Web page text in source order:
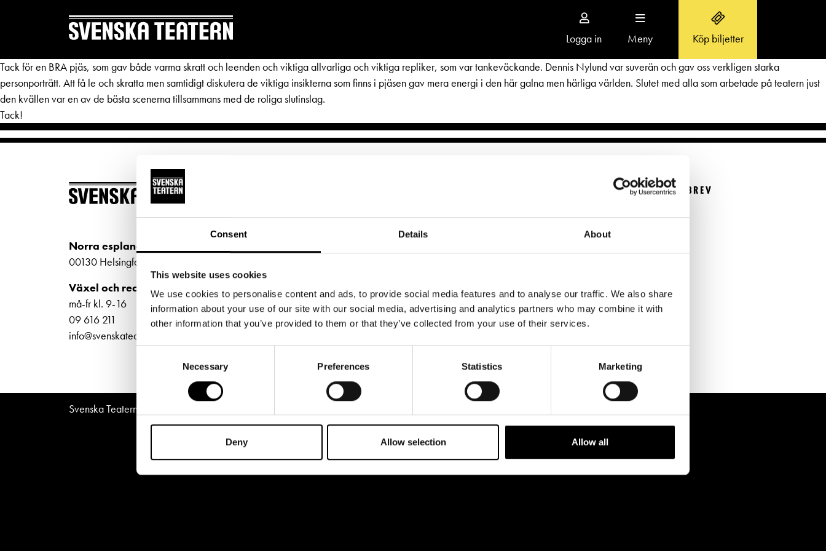
Consent Details About
This website uses cookies
We use cookies to personalise content and ads, to provide social media features and to analyse our traffic. We also share
information about your use of our site with our social media, advertising and analytics partners who may combine it with
other information that you’ve provided to them or that they’ve collected from your use of their services.
Necessary Preferences Statistics Marketing
Deny Allow selection Allow all
Logga in
Toggle
navigation
Meny Köp biljetter
Repertoar
Kalender
Biljetter
Presentkort
Textning
Tillgänglighet
Frågor & svar
Platskarta
Företag
Guidning
Aktuellt
Ensemble
Historia
Press
Jobba hos oss
Svenska Teatern Live
Tack för en BRA pjäs, som gav både varma skratt och leenden och viktiga allvarliga och viktiga repliker, som var tankeväckande. Dennis Nylund var suverän och gav oss verkligen starka
personporträtt. Att få le och skratta men samtidigt diskutera de viktiga insikterna som finns i pjäsen gav mera energi i den här galna men härliga världen. Slutet med alla som arbetade på teatern just
den kvällen var en av de bästa scenerna tillsammans med de roliga slutinslag.
Tack!
Norra esplanaden 2
00130 Helsingfors
Växel och reception
må-fr kl. 9-16
09 616 211
info@svenskateatern.fi
Köp biljetter
biljetter@svenskateatern.fi
ti-fr kl 12-18
Norra esplanaden 2
Frågor & svar
Register- och
dataskyddsbeskrivning
BESTÄLL NYHETSBREV
Beställ nyhetsbrev
FÖLJ OSS
Svenska Teatern © All Rights Reserved 2026